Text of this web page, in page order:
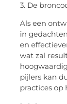
3. De
Als een
in
en
wat zal
pijlers kan
practices op